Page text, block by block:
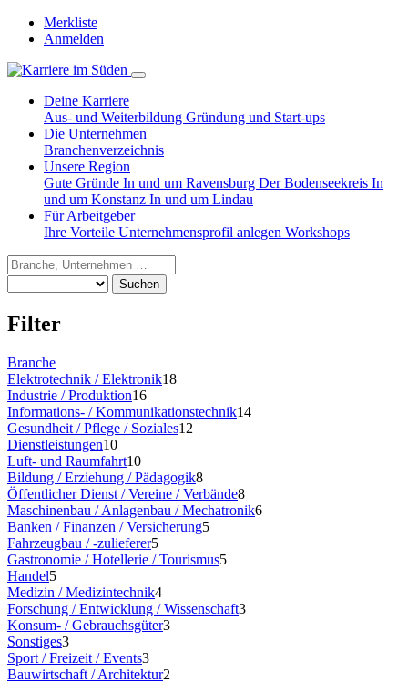
Merkliste
Anmelden
Deine Karriere
Aus- und Weiterbildung Gründung und Start-ups
Die Unternehmen
Branchenverzeichnis
Unsere Region
Gute Gründe In und um Ravensburg Der Bodenseekreis In
und um Konstanz In und um Lindau
Für Arbeitgeber
Ihre Vorteile Unternehmensprofil anlegen Workshops
Suchen
Filter
Branche
Elektrotechnik / Elektronik18
Industrie / Produktion16
Informations- / Kommunikationstechnik14
Gesundheit / Pflege / Soziales12
Dienstleistungen10
Luft- und Raumfahrt10
Bildung / Erziehung / Pädagogik8
Öffentlicher Dienst / Vereine / Verbände8
Maschinenbau / Anlagenbau / Mechatronik6
Banken / Finanzen / Versicherung5
Fahrzeugbau / -zulieferer5
Gastronomie / Hotellerie / Tourismus5
Handel5
Medizin / Medizintechnik4
Forschung / Entwicklung / Wissenschaft3
Konsum- / Gebrauchsgüter3
Sonstiges3
Sport / Freizeit / Events3
Bauwirtschaft / Architektur2